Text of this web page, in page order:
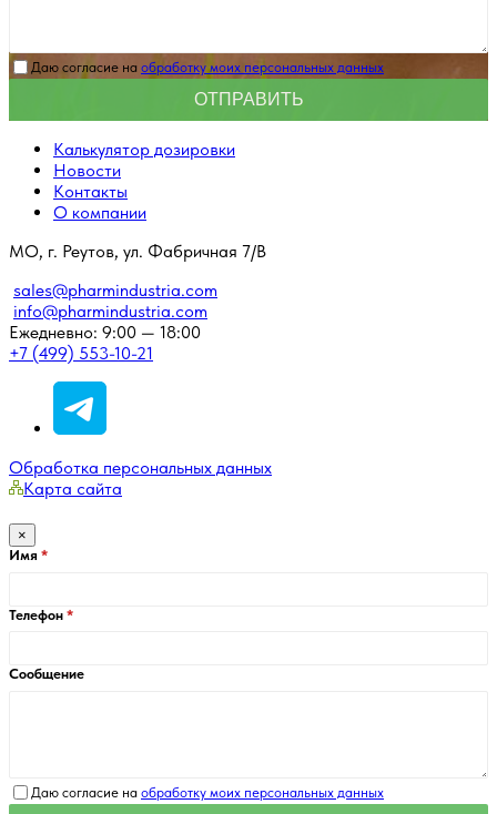
Даю согласие на обработку моих персональных данных
Калькулятор дозировки
Новости
Контакты
О компании
МО, г. Реутов, ул. Фабричная 7/В
sales@pharmindustria.com
info@pharmindustria.com
Ежедневно: 9:00 — 18:00
+7 (499) 553-10-21
Обработка персональных данных
Карта сайта
×
Имя
Телефон
Сообщение
Даю согласие на обработку моих персональных данных